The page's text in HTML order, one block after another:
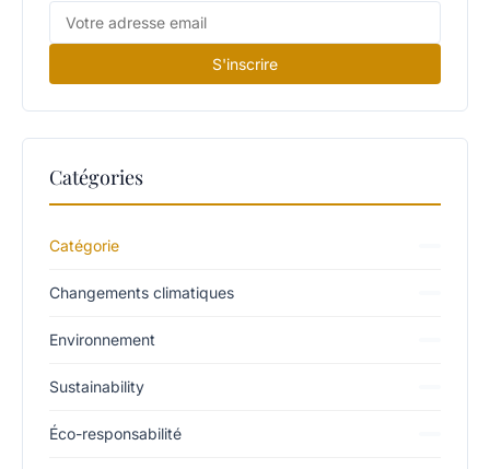
S'inscrire
Catégories
Catégorie
Changements climatiques
Environnement
Sustainability
Éco-responsabilité